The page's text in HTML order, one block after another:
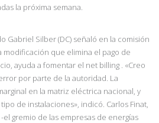
la próxima semana.
Gabriel Silber (DC) señaló en la comisión
modificación que elimina el pago de
ayuda a fomentar el net billing . «Creo
por parte de la autoridad. La
en la matriz eléctrica nacional, y
de instalaciones», indicó. Carlos Finat,
gremio de las empresas de energías